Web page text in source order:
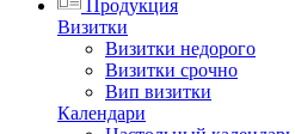
Продукция
Визитки
Визитки недорого
Визитки срочно
Вип визитки
Календари